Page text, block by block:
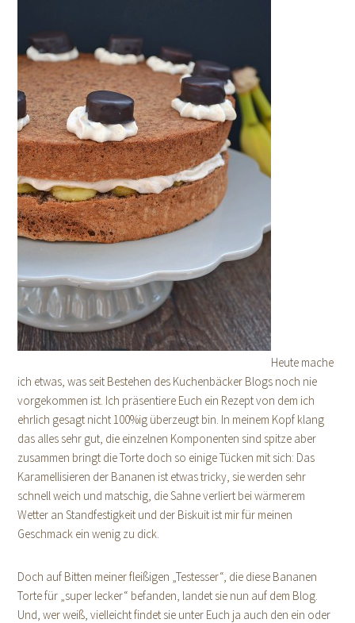
Heute mache
ich etwas, was seit Bestehen des Kuchenbäcker Blogs noch nie
vorgekommen ist. Ich präsentiere Euch ein Rezept von dem ich
ehrlich gesagt nicht 100%ig überzeugt bin. In meinem Kopf klang
das alles sehr gut, die einzelnen Komponenten sind spitze aber
zusammen bringt die Torte doch so einige Tücken mit sich: Das
Karamellisieren der Bananen ist etwas tricky, sie werden sehr
schnell weich und matschig, die Sahne verliert bei wärmerem
Wetter an Standfestigkeit und der Biskuit ist mir für meinen
Geschmack ein wenig zu dick.
Doch auf Bitten meiner fleißigen „Testesser“, die diese Bananen
Torte für „super lecker“ befanden, landet sie nun auf dem Blog.
Und, wer weiß, vielleicht findet sie unter Euch ja auch den ein oder